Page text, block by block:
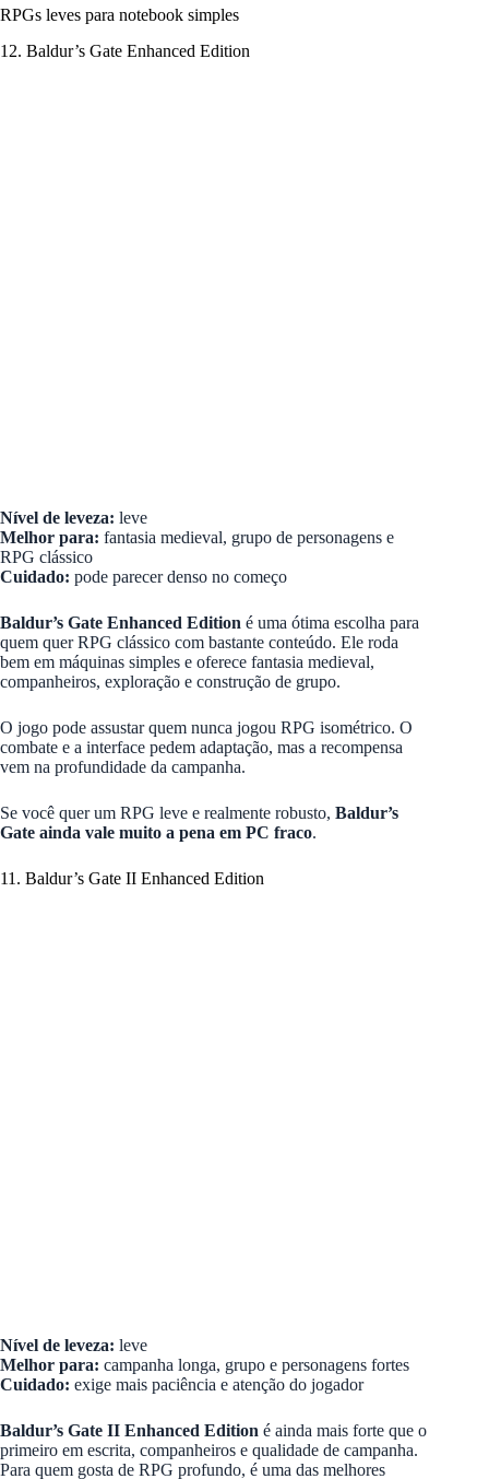
RPGs leves para notebook simples
12. Baldur’s Gate Enhanced Edition
Nível de leveza: leve
Melhor para: fantasia medieval, grupo de personagens e
RPG clássico
Cuidado: pode parecer denso no começo
Baldur’s Gate Enhanced Edition é uma ótima escolha para
quem quer RPG clássico com bastante conteúdo. Ele roda
bem em máquinas simples e oferece fantasia medieval,
companheiros, exploração e construção de grupo.
O jogo pode assustar quem nunca jogou RPG isométrico. O
combate e a interface pedem adaptação, mas a recompensa
vem na profundidade da campanha.
Se você quer um RPG leve e realmente robusto, Baldur’s
Gate ainda vale muito a pena em PC fraco.
11. Baldur’s Gate II Enhanced Edition
Nível de leveza: leve
Melhor para: campanha longa, grupo e personagens fortes
Cuidado: exige mais paciência e atenção do jogador
Baldur’s Gate II Enhanced Edition é ainda mais forte que o
primeiro em escrita, companheiros e qualidade de campanha.
Para quem gosta de RPG profundo, é uma das melhores